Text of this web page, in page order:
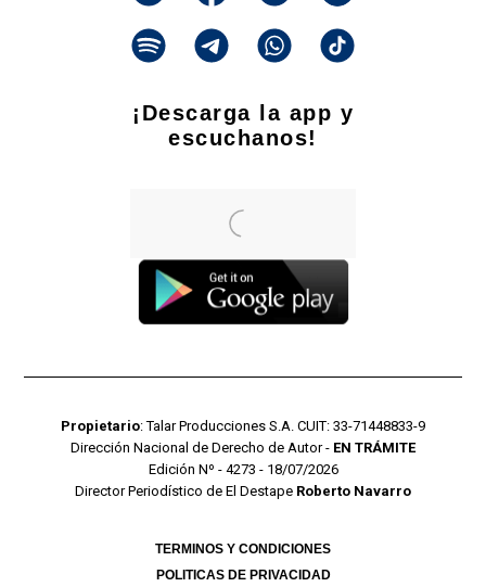
¡Descarga la app y
escuchanos!
Propietario: Talar Producciones S.A. CUIT: 33-71448833-9
Dirección Nacional de Derecho de Autor - EN TRÁMITE
Edición Nº - 4273 - 18/07/2026
Director Periodístico de El Destape Roberto Navarro
TERMINOS Y CONDICIONES
POLITICAS DE PRIVACIDAD